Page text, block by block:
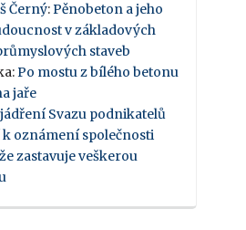
Černý:Pěnobeton a jeho
v základových
staveb
:Po mostu z bílého betonu
jaře
Svazu podnikatelů
oznámení společnosti
zastavuje veškerou